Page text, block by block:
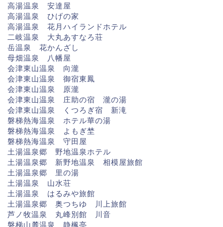
高湯温泉 安達屋
高湯温泉 ひげの家
高湯温泉 花月ハイランドホテル
二岐温泉 大丸あすなろ荘
岳温泉 花かんざし
母畑温泉 八幡屋
会津東山温泉 向瀧
会津東山温泉 御宿東鳳
会津東山温泉 原瀧
会津東山温泉 庄助の宿 瀧の湯
会津東山温泉 くつろぎ宿 新滝
磐梯熱海温泉 ホテル華の湯
磐梯熱海温泉 よもぎ埜
磐梯熱海温泉 守田屋
土湯温泉郷 野地温泉ホテル
土湯温泉郷 新野地温泉 相模屋旅館
土湯温泉郷 里の湯
土湯温泉 山水荘
土湯温泉 はるみや旅館
土湯温泉郷 奥つちゆ 川上旅館
芦ノ牧温泉 丸峰別館 川音
磐梯山麓温泉 静楓亭